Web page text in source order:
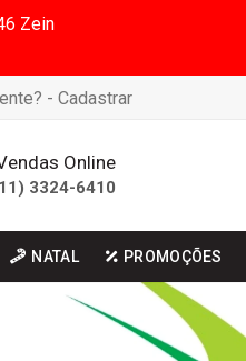
Zein
- Cadastrar
Online
3324-6410
NATAL PROMOÇÕES